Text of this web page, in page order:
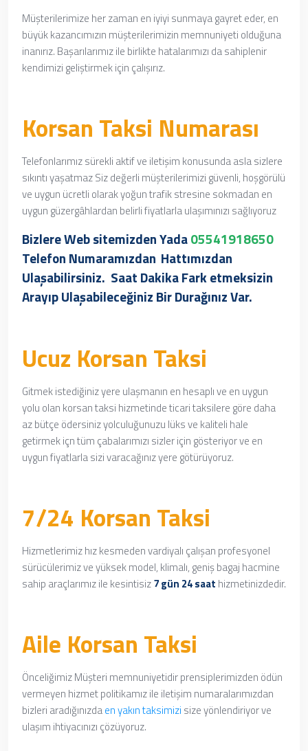
Müşterilerimize her zaman en iyiyi sunmaya gayret eder, en
büyük kazancımızın müşterilerimizin memnuniyeti olduğuna
inanırız. Başarılarımız ile birlikte hatalarımızı da sahiplenir
kendimizi geliştirmek için çalışırız.
Korsan Taksi Numarası
Telefonlarımız sürekli aktif ve iletişim konusunda asla sizlere
sıkıntı yaşatmaz Siz değerli müşterilerimizi güvenli, hoşgörülü
ve uygun ücretli olarak yoğun trafik stresine sokmadan en
uygun güzergâhlardan belirli fiyatlarla ulaşımınızı sağlıyoruz
Bizlere Web sitemizden Yada05541918650
Telefon Numaramızdan Hattımızdan
Ulaşabilirsiniz. Saat Dakika Fark etmeksizin
Arayıp Ulaşabileceğiniz Bir Durağınız Var.
Ucuz Korsan Taksi
Gitmek istediğiniz yere ulaşmanın en hesaplı ve en uygun
yolu olan korsan taksi hizmetindeticari taksilere göre daha
az bütçe ödersiniz yolculuğunuzu lüks ve kaliteli hale
getirmek içntüm çabalarımızı sizler için gösteriyor ve en
uygun fiyatlarla sizi varacağınız yere götürüyoruz.
7/24 Korsan Taksi
Hizmetlerimiz hız kesmeden vardiyalı çalışan profesyonel
sürücülerimiz ve yüksek model, klimalı, geniş bagaj hacmine
sahip araçlarımız ile kesintisiz7 gün 24 saat hizmetinizdedir.
Aile Korsan Taksi
Önceliğimiz Müşteri memnuniyetidir prensiplerimizden ödün
vermeyen hizmet politikamız ile iletişim numaralarımızdan
bizleri aradığınızdaen yakın taksimizi size yönlendiriyor ve
ulaşım ihtiyacınızı çözüyoruz.